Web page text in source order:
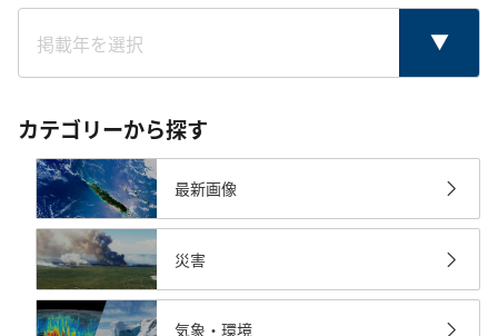
カテゴリーから探す
最新画像
災害
気象・環境